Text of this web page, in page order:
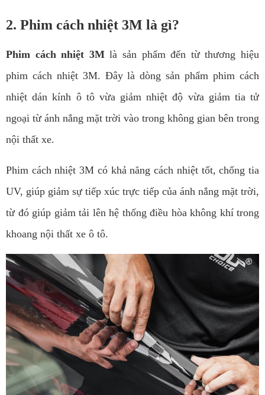
2. Phim cách nhiệt 3M là gì?
Phim cách nhiệt 3Mlà sản phẩm đến từ thương hiệu
phim cách nhiệt 3M. Đây là dòng sản phẩm phim cách
nhiệt dán kính ô tô vừa giảm nhiệt độ vừa giảm tia tử
ngoại từ ánh nắng mặt trời vào trong không gian bên trong
nội thất xe.
Phim cách nhiệt 3M có khả năng cách nhiệt tốt, chống tia
UV, giúp giảm sự tiếp xúc trực tiếp của ánh nắng mặt trời,
từ đó giúp giảm tải lên hệ thống điều hòa không khí trong
khoang nội thất xe ô tô.